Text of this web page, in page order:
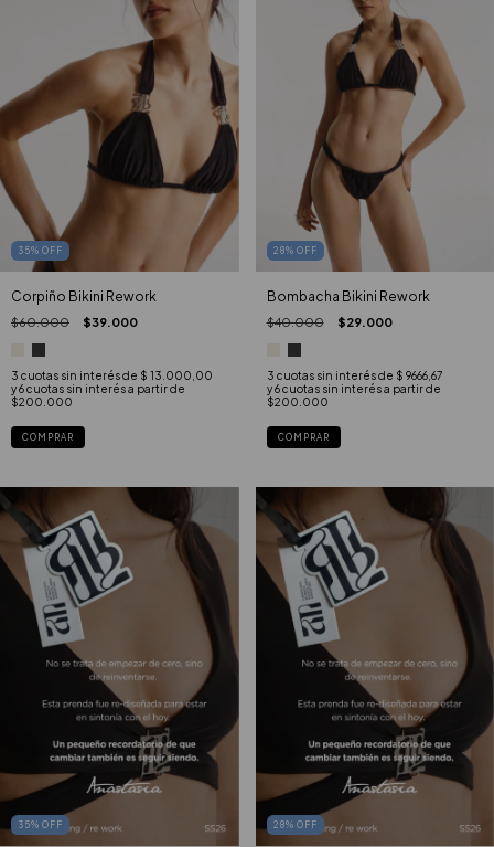
35% OFF
Corpiño Bikini Rework
$60.000 $39.000
3 cuotas sin interés de $ 13.000,00
COMPRAR
28% OFF
Bombacha Bikini Rework
$40.000 $29.000
3 cuotas sin interés de $ 9666,67
COMPRAR
35% OFF 28% OFF